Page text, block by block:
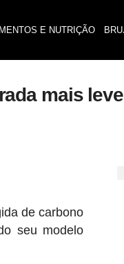
E NUTRIÇÃO
mais
de carbono
seu modelo